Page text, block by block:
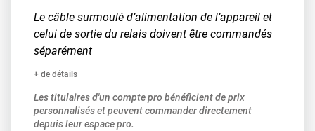
Le câble surmoulé d’alimentation de l’appareil et
celui de sortie du relais doivent être commandés
séparément
+ de détails
Les titulaires d'un compte pro bénéficient de prix
personnalisés et peuvent commander directement
depuis leur espace pro.